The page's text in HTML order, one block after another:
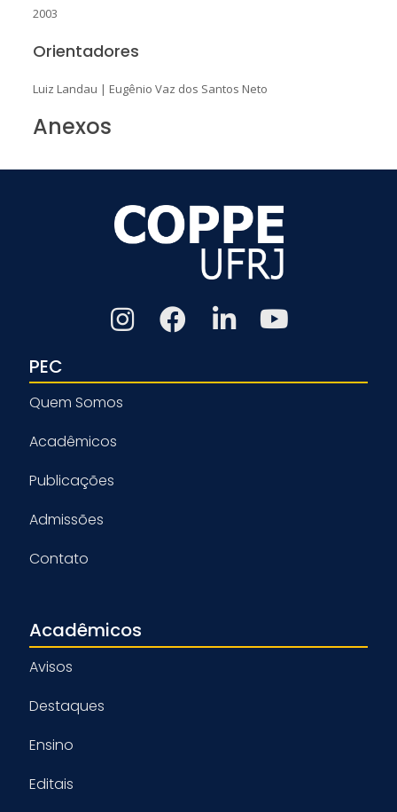
2003
Orientadores
Luiz Landau | Eugênio Vaz dos Santos Neto
Anexos
PEC
Quem Somos
Acadêmicos
Publicações
Admissões
Contato
Acadêmicos
Avisos
Destaques
Ensino
Editais